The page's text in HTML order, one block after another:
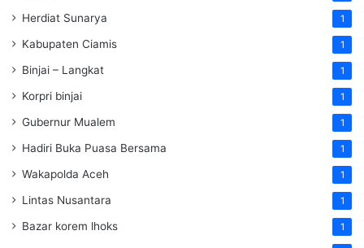
Herdiat Sunarya 1
Kabupaten Ciamis 1
Binjai – Langkat 1
Korpri binjai 1
Gubernur Mualem 1
Hadiri Buka Puasa Bersama 1
Wakapolda Aceh 1
Lintas Nusantara 1
Bazar korem lhoks 1